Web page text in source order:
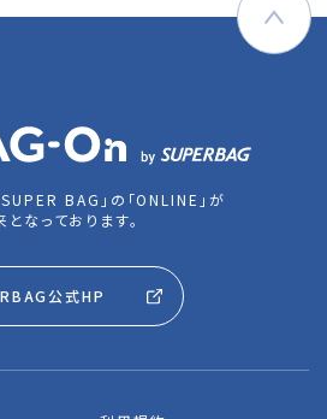
SUPER BAG」の「ONLINE」が
となっております。
公式HP